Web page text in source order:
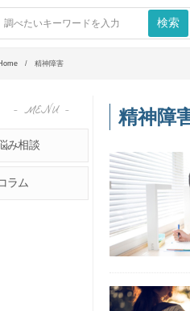
/ 精神障害
- MENU -
み相談
ラム
精神障